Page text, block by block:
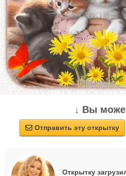
↓ Вы
 Отправить эту открытку
Открытку